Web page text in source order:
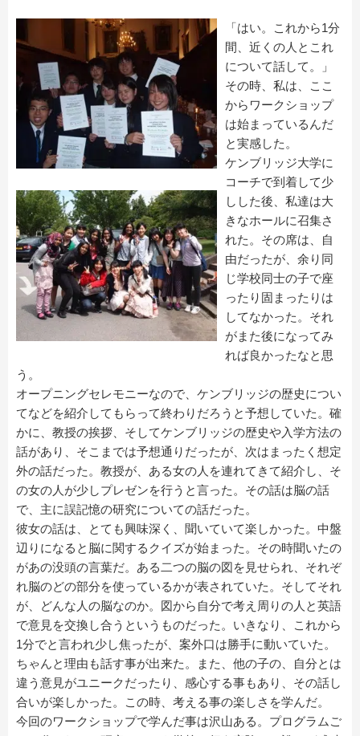
「はい。これから1分
間、近くの人とこれ
について話して。」
その時、私は、ここ
からワークショップ
は始まっているんだ
と実感した。
ケンブリッジ大学に
コーチで到着して少
しした後、私達は大
きなホールに召集さ
れた。その席は、自
由だったが、余り同
じ学校同士の子で座
ったり固まったりは
してなかった。それ
がまた後になってみ
れば良かったなと思
う。
オープニングセレモニーなので、ケンブリッジの歴史につい
てなどを紹介してもらって終わりだろうと予想していた。確
かに、教授の挨拶、そしてケンブリッジの歴史や入学方法の
話があり、そこまでは予想通りだったが、次はまったく想定
外の話だった。教授が、ある女の人を連れてきて紹介し、そ
の女の人が少しプレゼンを行うと言った。その話は脳の話
で、主に誤記憶の研究についての話だった。
彼女の話は、とても興味深く、聞いていて楽しかった。中盤
辺りになると脳に関するクイズが始まった。その時聞いたの
があの没頭の言葉だ。ある二つの脳の図を見せられ、それぞ
れ脳のどの部分を使っているかが表されていた。そしてそれ
が、どんな人の脳なのか。図から自分で考え周りの人と英語
で意見を交換し合うというものだった。いきなり、これから
1分でと言われ少し焦ったが、案外口は勝手に動いていた。
ちゃんと理由も話す事が出来た。また、他の子の、自分とは
違う意見がユニークだったり、感心する事もあり、その話し
合いが楽しかった。この時、考える事の楽しさを学んだ。
今回のワークショップで学んだ事は沢山ある。プログラムご